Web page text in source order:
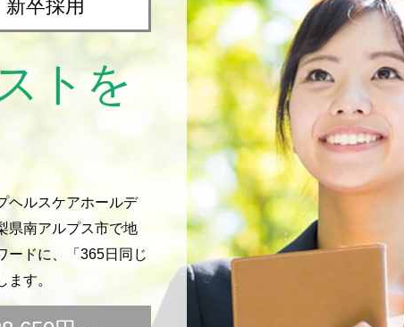
新卒採用
トを
ヘルスケアホールデ
県南アルプス市で地
ードに、「365日同じ
す。